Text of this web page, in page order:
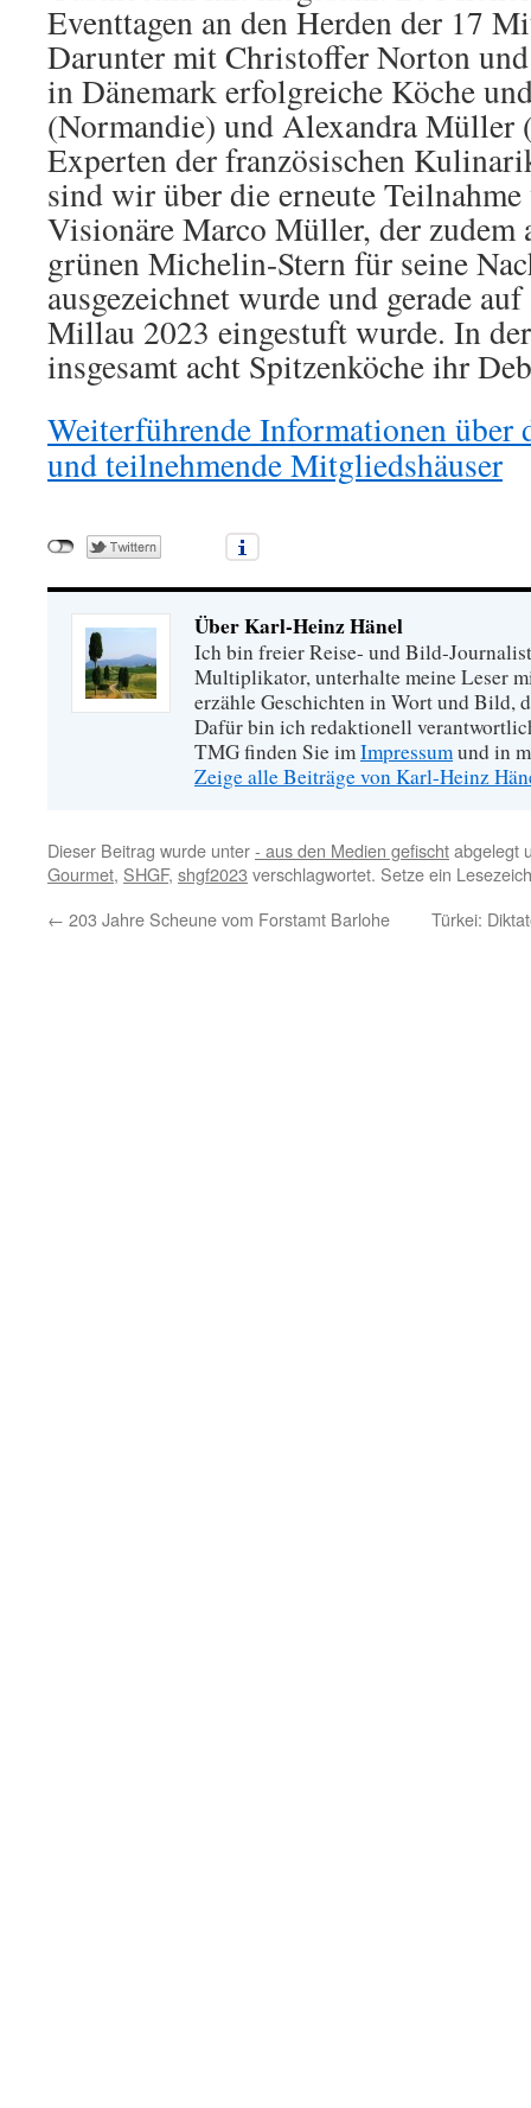
Eventtagen an den Herden der 17
Darunter mit Christoffer Norton
in Dänemark erfolgreiche Köche
(Normandie) und Alexandra Müller
Experten der französischen
sind wir über die erneute
Visionäre Marco Müller, der zudem
grünen Michelin-Stern für seine
ausgezeichnet wurde und gerade
Millau 2023 eingestuft wurde. In
insgesamt acht Spitzenköche ihr
Weiterführende Informationen über
und teilnehmende Mitgliedshäuser
Über Karl-Heinz Hänel
Ich bin freier Reise- und Bild-
Multiplikator, unterhalte meine Leser
erzähle Geschichten in Wort und Bild,
Dafür bin ich redaktionell
TMG finden Sie imImpressumund in
Zeige alle Beiträge von Karl-Heinz
Dieser Beitrag wurde unter- aus den Medien gefischtabgelegt
Gourmet, SHGF, shgf2023 verschlagwortet. Setze ein
← 203 Jahre Scheune vom Forstamt Barlohe Türkei: